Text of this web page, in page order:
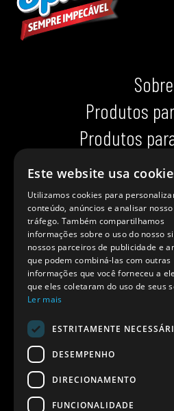
Sobre
Produtos
Produtos
Produtos
Dicas
Ajuda
Onde
Política de
Política de
Este website usa
Utilizamos cookies para
conteúdo, anúncios e analisar nosso
tráfego. Também compartilhamos
informações sobre o uso do nosso
nossos parceiros de publicidade e
que podem combiná-las com outras
informações que você forneceu a
que eles coletaram do uso de seus
Ler mais
ESTRITAMENTE
DESEMPENHO
DIRECIONAMENTO
FUNCIONALIDADE